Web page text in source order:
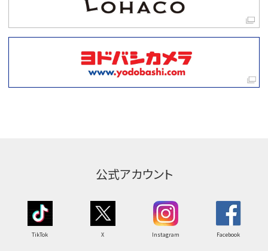
公式アカウント
TikTok X Instagram Facebook